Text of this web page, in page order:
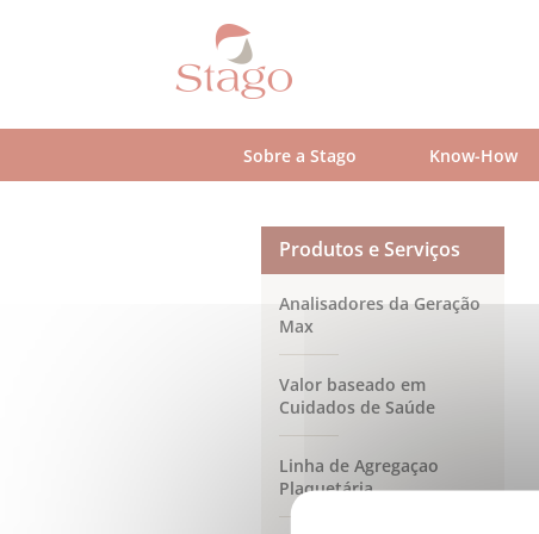
Sobre a Stago Know-How
Produtos e Serviços
Analisadores da Geração
Max
Valor baseado em
Cuidados de Saúde
Linha de Agregaçao
Plaquetária